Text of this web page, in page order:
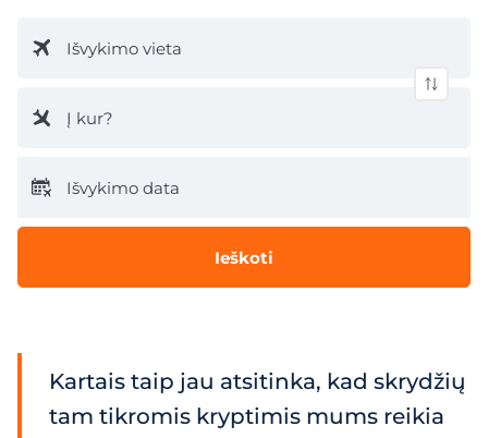
Išvykimo vieta
Į kur?
Išvykimo data
Ieškoti
Kartais taip jau atsitinka, kad skrydžių
tam tikromis kryptimis mums reikia